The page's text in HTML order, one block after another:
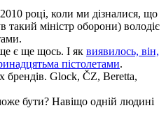
році, коли ми дізналися, що
такий міністр оборони) володіє
є ще щось. І як виявилось, він,
пістолетами.
брендів. Glock, ČZ, Beretta,
бути? Навіщо одній людині